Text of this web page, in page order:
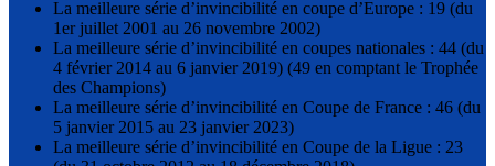
La meilleure série d’invincibilité en coupe d’Europe : 19 (du
1er juillet 2001 au 26 novembre 2002)
La meilleure série d’invincibilité en coupes nationales : 44 (du
4 février 2014 au 6 janvier 2019) (49 en comptant le Trophée
des Champions)
La meilleure série d’invincibilité en Coupe de France : 46 (du
5 janvier 2015 au 23 janvier 2023)
La meilleure série d’invincibilité en Coupe de la Ligue : 23